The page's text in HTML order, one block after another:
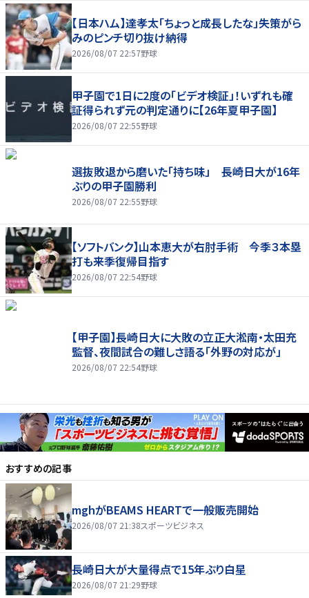
【日本ハム】達孝太「ちょっと成長したな」失策がら
みのピンチ切り抜け納得
2026/08/07 22:57野球
甲子園で1日に2度の「ビデオ検証」！いずれも確
証得られず元の判定通りに【26年夏甲子園】
2026/08/07 22:55野球
選抜敗退から磨いた「持ち味」 長崎日大が16年
ぶりの甲子園勝利
2026/08/07 22:55野球
【ソフトバンク】山本恵大が右肘手術 今季３本塁
打も来季復帰目指す
2026/08/07 22:54野球
【甲子園】長崎日大に大敗の立正大淞南・太田充
監督、夜間試合の難しさ語る「外野の対応が」
2026/08/07 22:54野球
おすすめの記事
mghがBEAMS HEARTで一般販売開始
2026/08/07 21:38スポーツビジネス
長崎日大が大量得点で15年ぶり白星
2026/08/07 21:29野球